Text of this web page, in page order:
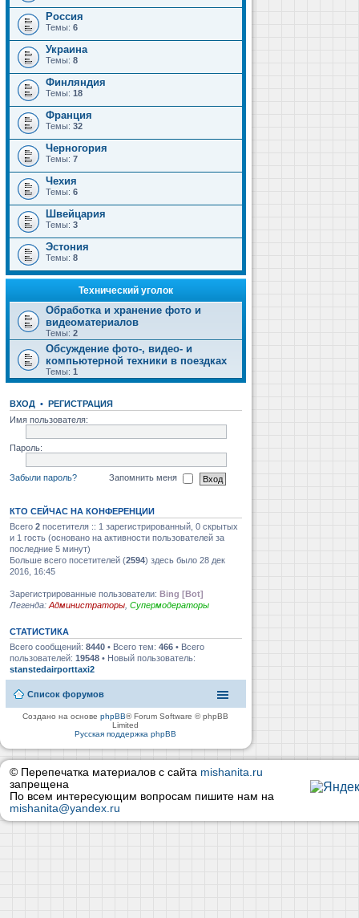
Россия
Темы: 6
Украина
Темы: 8
Финляндия
Темы: 18
Франция
Темы: 32
Черногория
Темы: 7
Чехия
Темы: 6
Швейцария
Темы: 3
Эстония
Темы: 8
Технический уголок
Обработка и хранение фото и
видеоматериалов
Темы: 2
Обсуждение фото-, видео- и
компьютерной техники в поездках
Темы: 1
ВХОД • РЕГИСТРАЦИЯ
Имя пользователя:
Пароль:
Забыли пароль? Запомнить меня
КТО СЕЙЧАС НА КОНФЕРЕНЦИИ
Всего 2 посетителя :: 1 зарегистрированный, 0 скрытых
и 1 гость (основано на активности пользователей за
последние 5 минут)
Больше всего посетителей (2594) здесь было 28 дек
2016, 16:45
Зарегистрированные пользователи: Bing [Bot]
Легенда: Администраторы Супермодераторы
СТАТИСТИКА
Всего сообщений: 8440 • Всего тем: 466 • Всего
пользователей: 19548 • Новый пользователь:
stanstedairporttaxi2
Список форумов
Создано на основеphpBB® Forum Software © phpBB
Limited
Русская поддержка phpBB
© Перепечатка материалов с сайта mishanita.ru
запрещена
По всем интересующим вопросам пишите нам на
mishanita@yandex.ru